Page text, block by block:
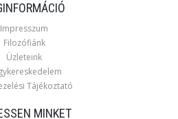
Impresszum
Filozófiánk
Üzleteink
Tájékoztató
MINKET